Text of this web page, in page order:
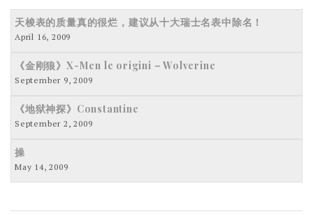
天梭表的质量真的很烂，建议从十大瑞士名表中除名！
April 16, 2009
《金刚狼》X-Men le origini – Wolverine
September 9, 2009
《地狱神探》Constantine
September 2, 2009
操
May 14, 2009